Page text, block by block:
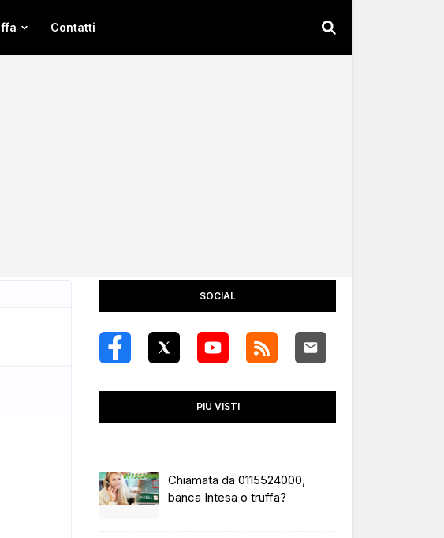
Contatti
SOCIAL
PIÙ VISTI
Chiamata da 0115524000,
banca Intesa o truffa?